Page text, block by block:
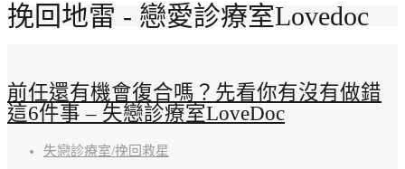
挽回地雷 - 戀愛診療室Lovedoc
前任還有機會復合嗎？先看你有沒有做錯
這6件事 – 失戀診療室LoveDoc
失戀診療室/挽回救星